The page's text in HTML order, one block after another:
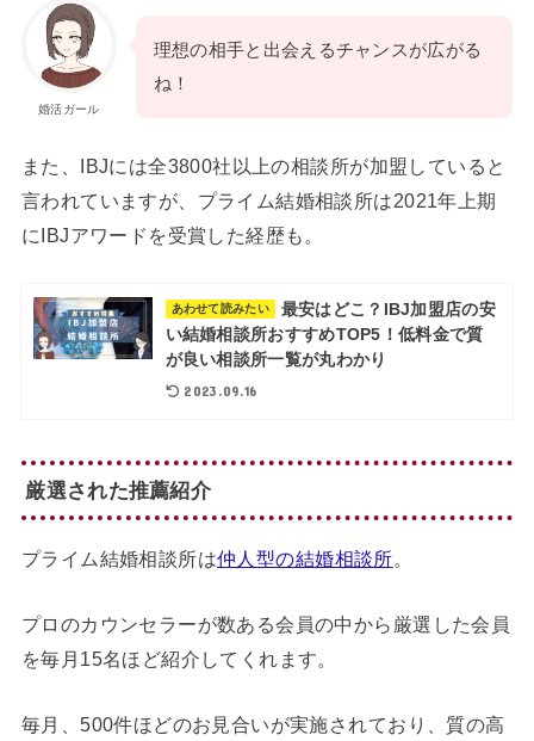
婚活ガール
理想の相手と出会えるチャンスが広がる
ね！
また、IBJには全3800社以上の相談所が加盟していると
言われていますが、プライム結婚相談所は2021年上期
にIBJアワードを受賞した経歴も。
あわせて読みたい
最安はどこ？IBJ加盟店の安
い結婚相談所おすすめTOP5！低料金で質
が良い相談所一覧が丸わかり
2023.09.16
厳選された推薦紹介
プライム結婚相談所は仲人型の結婚相談所
プロのカウンセラーが数ある会員の中から厳選した会員
を毎月15名ほど紹介してくれます。
毎月、500件ほどのお見合いが実施されており、質の高